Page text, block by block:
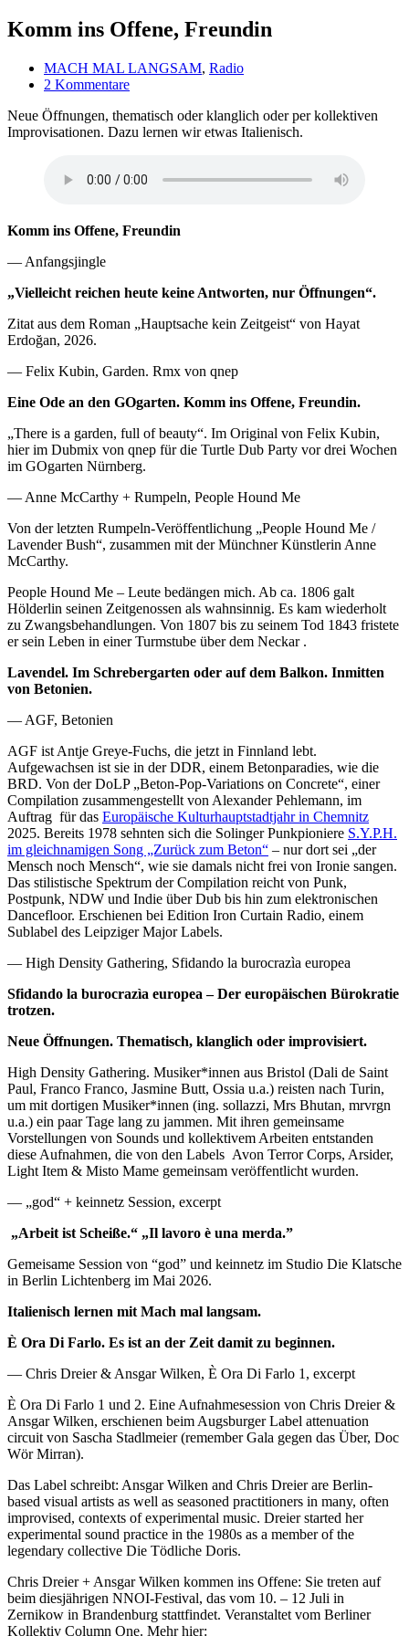
Komm ins Offene, Freundin
MACH MAL LANGSAM, Radio
2 Kommentare
Neue Öffnungen, thematisch oder klanglich oder per kollektiven
Improvisationen. Dazu lernen wir etwas Italienisch.
Komm ins Offene, Freundin
— Anfangsjingle
„Vielleicht reichen heute keine Antworten, nur Öffnungen“.
Zitat aus dem Roman „Hauptsache kein Zeitgeist“ von Hayat
Erdoğan, 2026.
— Felix Kubin, Garden. Rmx von qnep
Eine Ode an den GOgarten. Komm ins Offene, Freundin.
„There is a garden, full of beauty“. Im Original von Felix Kubin,
hier im Dubmix von qnep für die Turtle Dub Party vor drei Wochen
im GOgarten Nürnberg.
— Anne McCarthy + Rumpeln, People Hound Me
Von der letzten Rumpeln-Veröffentlichung „People Hound Me /
Lavender Bush“, zusammen mit der Münchner Künstlerin Anne
McCarthy.
People Hound Me – Leute bedängen mich. Ab ca. 1806 galt
Hölderlin seinen Zeitgenossen als wahnsinnig. Es kam wiederholt
zu Zwangsbehandlungen. Von 1807 bis zu seinem Tod 1843 fristete
er sein Leben in einer Turmstube über dem Neckar .
Lavendel. Im Schrebergarten oder auf dem Balkon. Inmitten
von Betonien.
— AGF, Betonien
AGF ist Antje Greye-Fuchs, die jetzt in Finnland lebt.
Aufgewachsen ist sie in der DDR, einem Betonparadies, wie die
BRD. Von der DoLP „Beton-Pop-Variations on Concrete“, einer
Compilation zusammengestellt von Alexander Pehlemann, im
Auftrag für das Europäische Kulturhauptstadtjahr in Chemnitz
2025. Bereits 1978 sehnten sich die Solinger Punkpioniere S.Y.P.H.
im gleichnamigen Song „Zurück zum Beton“ – nur dort sei „der
Mensch noch Mensch“, wie sie damals nicht frei von Ironie sangen.
Das stilistische Spektrum der Compilation reicht von Punk,
Postpunk, NDW und Indie über Dub bis hin zum elektronischen
Dancefloor. Erschienen bei Edition Iron Curtain Radio, einem
Sublabel des Leipziger Major Labels.
— High Density Gathering, Sfidando la burocrazìa europea
Sfidando la burocrazìa europea – Der europäischen Bürokratie
trotzen.
Neue Öffnungen. Thematisch, klanglich oder improvisiert.
High Density Gathering. Musiker*innen aus Bristol (Dali de Saint
Paul, Franco Franco, Jasmine Butt, Ossia u.a.) reisten nach Turin,
um mit dortigen Musiker*innen (ing. sollazzi, Mrs Bhutan, mrvrgn
u.a.) ein paar Tage lang zu jammen. Mit ihren gemeinsame
Vorstellungen von Sounds und kollektivem Arbeiten entstanden
diese Aufnahmen, die von den Labels Avon Terror Corps, Arsider,
Light Item & Misto Mame gemeinsam veröffentlicht wurden.
— „god“ + keinnetz Session, excerpt
„Arbeit ist Scheiße.“ „Il lavoro è una merda.”
Gemeisame Session von “god” und keinnetz im Studio Die Klatsche
in Berlin Lichtenberg im Mai 2026.
Italienisch lernen mit Mach mal langsam.
È Ora Di Farlo. Es ist an der Zeit damit zu beginnen.
— Chris Dreier & Ansgar Wilken, È Ora Di Farlo 1, excerpt
È Ora Di Farlo 1 und 2. Eine Aufnahmesession von Chris Dreier &
Ansgar Wilken, erschienen beim Augsburger Label attenuation
circuit von Sascha Stadlmeier (remember Gala gegen das Über, Doc
Wör Mirran).
Das Label schreibt: Ansgar Wilken and Chris Dreier are Berlin-
based visual artists as well as seasoned practitioners in many, often
improvised, contexts of experimental music. Dreier started her
experimental sound practice in the 1980s as a member of the
legendary collective Die Tödliche Doris.
Chris Dreier + Ansgar Wilken kommen ins Offene: Sie treten auf
beim diesjährigen NNOI-Festival, das vom 10. – 12 Juli in
Zernikow in Brandenburg stattfindet. Veranstaltet vom Berliner
Kollektiv Column One. Mehr hier: